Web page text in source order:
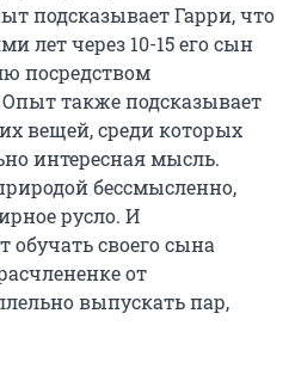
подсказывает Гарри, что
лет через 10-15 его сын
посредством
Опыт также подсказывает
вещей, среди которых
интересная мысль.
бессмысленно,
русло. И
своего сына
от
выпускать пар,